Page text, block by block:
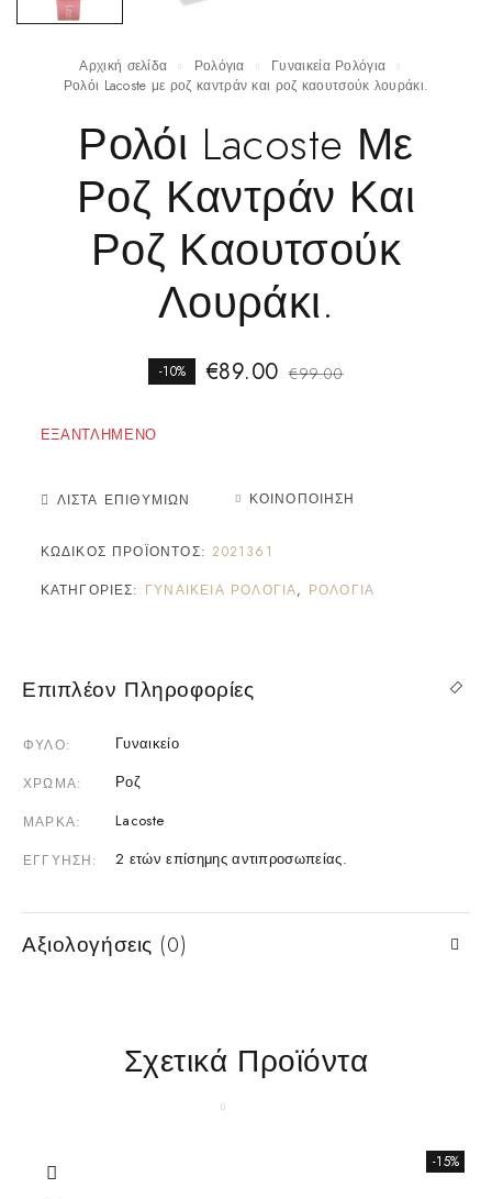
Αρχική σελίδα Ρολόγια
Γυναικεία Ρολόγια
Ρολόι Lacoste με ροζ καντράν και ροζ καουτσούκ λουράκι.
Ρολόι Lacoste Με
Ροζ Καντράν Και
Ροζ Καουτσούκ
Λουράκι.
-10% €99.00
€89.00
ΕΞΑΝΤΛΗΜΈΝΟ
ΛΊΣΤΑ ΕΠΙΘΥΜΙΏΝ ΚΟΙΝΟΠΟΊΗΣΗ
ΚΩΔΙΚΌΣ ΠΡΟΪΌΝΤΟΣ: 2021361
ΚΑΤΗΓΟΡΊΕΣ: ΓΥΝΑΙΚΕΊΑ ΡΟΛΌΓΙΑ, ΡΟΛΌΓΙΑ
Επιπλέον Πληροφορίες
ΦΎΛΟ Γυναικείο
ΧΡΏΜΑ Ροζ
ΜΆΡΚΑ Lacoste
ΕΓΓΎΗΣΗ 2 ετών επίσημης αντιπροσωπείας.
Αξιολογήσεις (0)
Σχετικά Προϊόντα
-15%